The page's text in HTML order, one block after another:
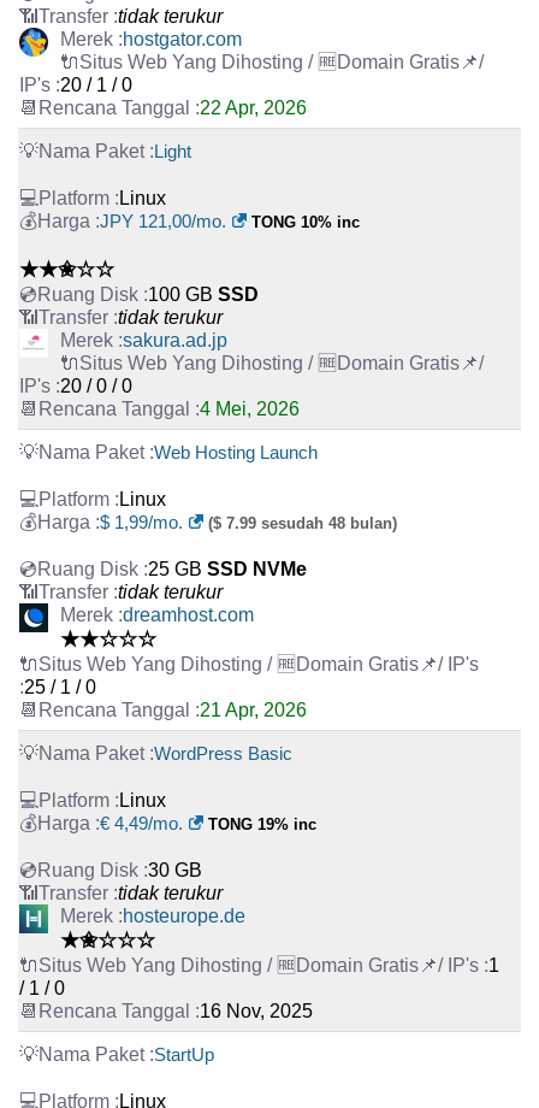
tidak terukur
hostgator.com
20 / 1 / 0
22 Apr, 2026
Light
Linux
JPY 121,00/mo.
TONG 10% inc
★★✬☆☆
100 GB SSD
tidak terukur
sakura.ad.jp
20 / 0 / 0
4 Mei, 2026
Web Hosting Launch
Linux
$ 1,99/mo.
($ 7.99 sesudah 48 bulan)
25 GB SSD NVMe
tidak terukur
dreamhost.com
★★☆☆☆
25 / 1 / 0
21 Apr, 2026
WordPress Basic
Linux
€ 4,49/mo.
TONG 19% inc
30 GB
tidak terukur
hosteurope.de
★✬☆☆☆
1
/ 1 / 0
16 Nov, 2025
StartUp
Linux